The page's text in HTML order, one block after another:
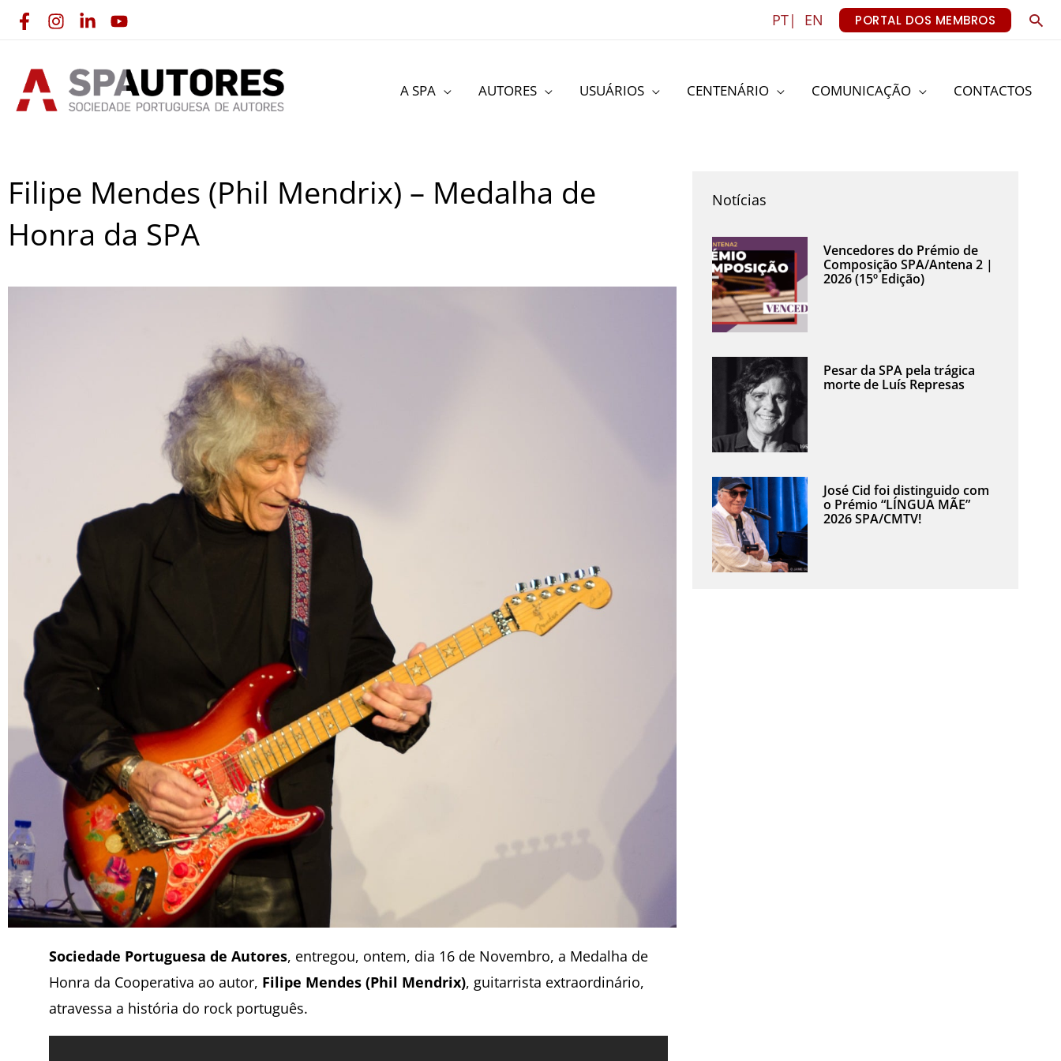
Skip
content
PT| EN PORTAL DOS MEMBROS
A SPA AUTORES USUÁRIOS CENTENÁRIO COMUNICAÇÃO CONTACTOS
Filipe Mendes (Phil Mendrix) – Medalha de
Honra da SPA
Sociedade Portuguesa de Autores, entregou, ontem, dia 16 de Novembro, a Medalha de
Honra da Cooperativa ao autor, Filipe Mendes (Phil Mendrix), guitarrista extraordinário,
atravessa a história do rock português.
Notícias
Vencedores do Prémio de
Composição SPA/Antena 2 |
2026 (15º Edição)
Pesar da SPA pela trágica
morte de Luís Represas
José Cid foi distinguido com
o Prémio “LÍNGUA MÃE”
2026 SPA/CMTV!